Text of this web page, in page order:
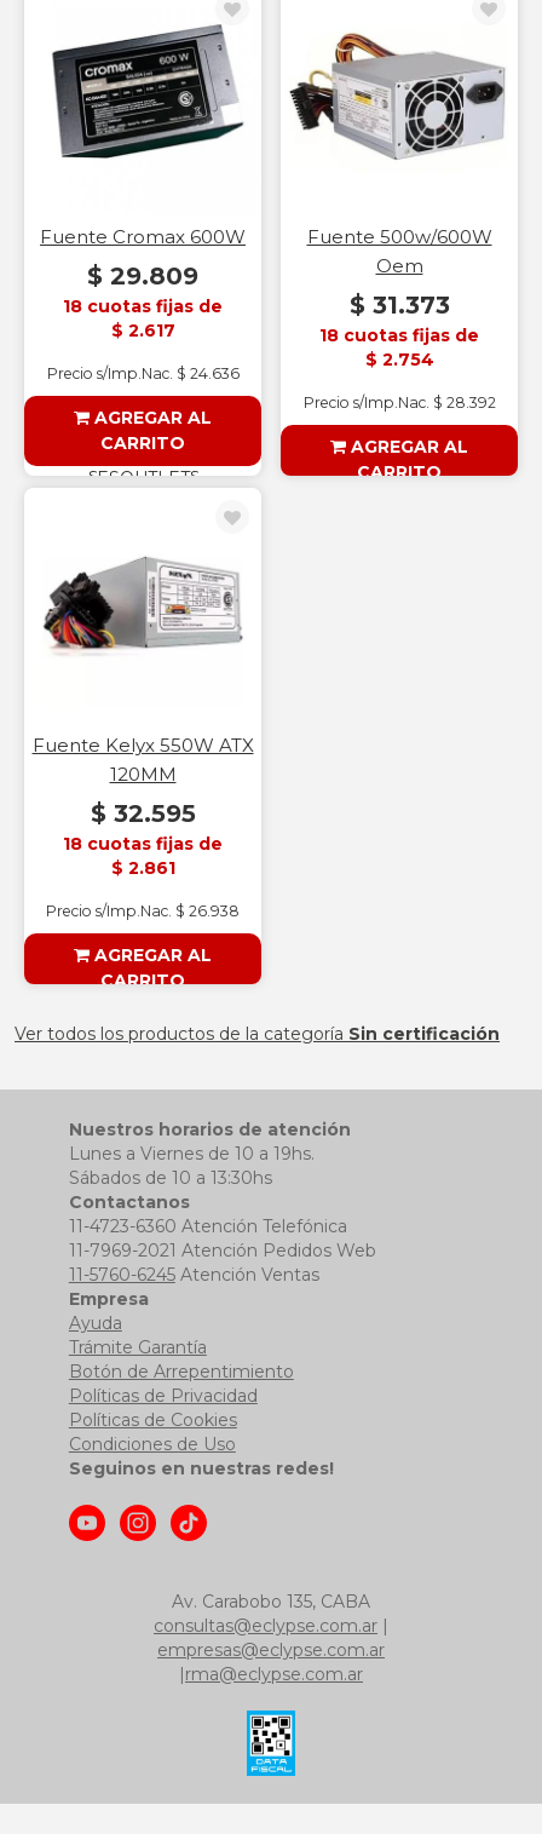
Fuente Cromax 600W
$ 29.809
18 cuotas fijas de
$ 2.617
Precio s/Imp.Nac. $ 24.636
AGREGAR AL
CARRITO
§ESOUTLET§
Fuente 500w/600W
Oem
$ 31.373
18 cuotas fijas de
$ 2.754
Precio s/Imp.Nac. $ 28.392
AGREGAR AL
CARRITO
Fuente Kelyx 550W ATX
120MM
$ 32.595
18 cuotas fijas de
$ 2.861
Precio s/Imp.Nac. $ 26.938
AGREGAR AL
CARRITO
Ver todos los productos de la categoría Sin certificación
Nuestros horarios de atención
Lunes a Viernes de 10 a 19hs.
Sábados de 10 a 13:30hs
Contactanos
11-4723-6360 Atención Telefónica
11-7969-2021 Atención Pedidos Web
11-5760-6245Atención Ventas
Empresa
Ayuda
Trámite Garantía
Botón de Arrepentimiento
Políticas de Privacidad
Políticas de Cookies
Condiciones de Uso
Seguinos en nuestras redes!
Av. Carabobo 135, CABA
consultas@eclypse.com.ar |
empresas@eclypse.com.ar
|rma@eclypse.com.ar